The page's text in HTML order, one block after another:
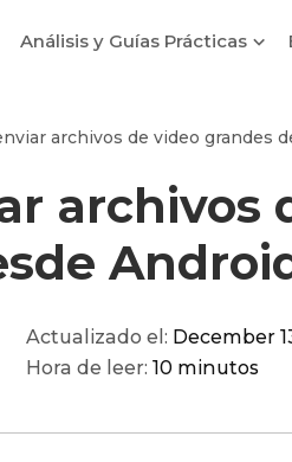
Análisis y Guías Prácticas
archivos de video grandes
archivos
Actualizado el: December
Hora de leer: 10 minutos